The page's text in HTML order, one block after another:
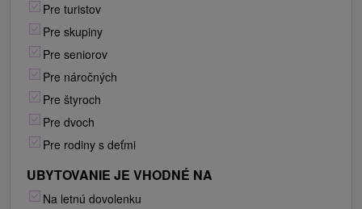
Pre turistov
Pre skupiny
Pre seniorov
Pre náročných
Pre štyroch
Pre dvoch
Pre rodiny s deťmi
UBYTOVANIE JE VHODNÉ NA
Na letnú dovolenku